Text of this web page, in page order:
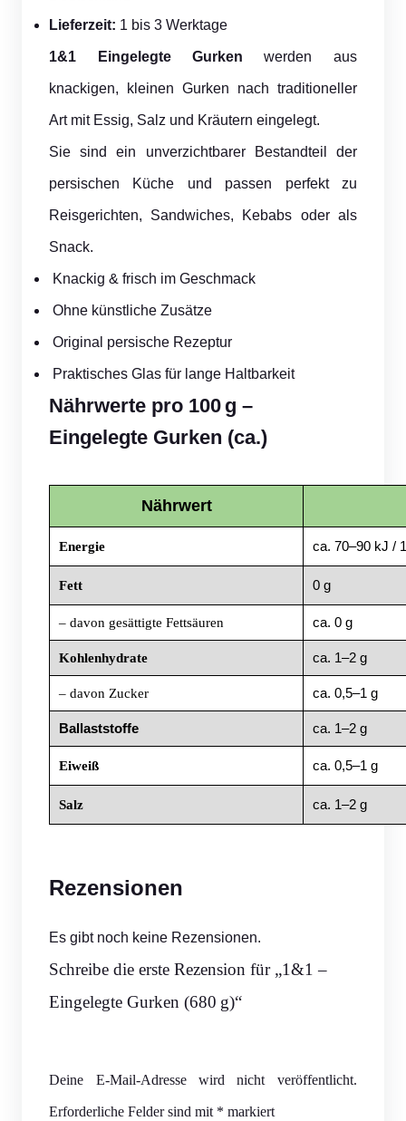
Lieferzeit: 1 bis 3 Werktage
1&1 Eingelegte Gurken werden aus
knackigen, kleinen Gurken nach traditioneller
Art mit Essig, Salz und Kräutern eingelegt.
Sie sind ein unverzichtbarer Bestandteil der
persischen Küche und passen perfekt zu
Reisgerichten, Sandwiches, Kebabs oder als
Snack.
Knackig & frisch im Geschmack
Ohne künstliche Zusätze
Original persische Rezeptur
Praktisches Glas für lange Haltbarkeit
Nährwerte pro 100 g –
Eingelegte Gurken (ca.)
Nährwert
Energie ca. 70–90 kJ /
Fett 0 g
– davon gesättigte Fettsäuren ca. 0 g
Kohlenhydrate ca. 1–2 g
– davon Zucker ca. 0,5–1 g
Ballaststoffe ca. 1–2 g
Eiweiß ca. 0,5–1 g
Salz ca. 1–2 g
Rezensionen
Es gibt noch keine Rezensionen.
Schreibe die erste Rezension für „1&1 –
Eingelegte Gurken (680 g)“
Deine E-Mail-Adresse wird nicht veröffentlicht.
Erforderliche Felder sind mit * markiert